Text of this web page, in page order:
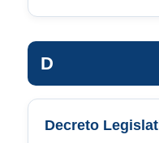
D
Decreto